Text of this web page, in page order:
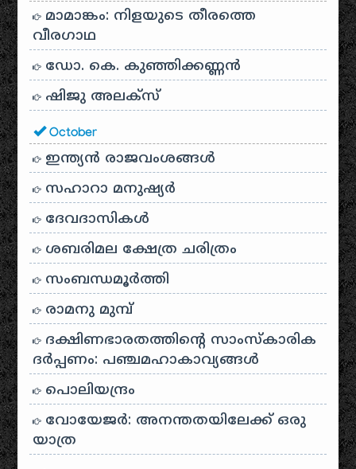
മാമാങ്കം: നിളയുടെ തീരത്തെ
വീരഗാഥ
ഡോ. കെ. കുഞ്ഞിക്കണ്ണൻ
ഷിജു അലക്സ്
October
ഇന്ത്യൻ രാജവംശങ്ങൾ
സഹാറാ മനുഷ്യർ
ദേവദാസികൾ
ശബരിമല ക്ഷേത്ര ചരിത്രം
സംബന്ധമൂർത്തി
രാമനു മുമ്പ്
ദക്ഷിണഭാരതത്തിൻ്റെ സാംസ്കാരിക
ദർപ്പണം: പഞ്ചമഹാകാവ്യങ്ങൾ
പൊലിയന്ദ്രം
വോയേജർ: അനന്തതയിലേക്ക് ഒരു
യാത്ര